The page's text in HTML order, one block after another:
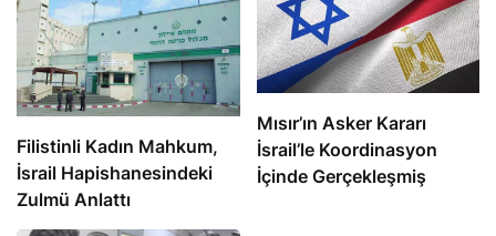
Filistinli Kadın Mahkum,
İsrail Hapishanesindeki
Zulmü Anlattı
Mısır’ın Asker Kararı
İsrail’le Koordinasyon
İçinde Gerçekleşmiş